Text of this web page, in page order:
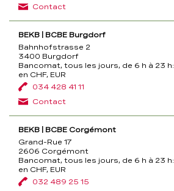
Contact
BEKB | BCBE Burgdorf
Bahnhofstrasse 2
3400 Burgdorf
Bancomat, tous les jours, de 6 h à 23 h:
en CHF, EUR
034 428 41 11
Contact
BEKB | BCBE Corgémont
Grand-Rue 17
2606 Corgémont
Bancomat, tous les jours, de 6 h à 23 h:
en CHF, EUR
032 489 25 15